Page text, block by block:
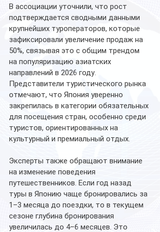
В ассоциации уточнили, что рост
подтверждается сводными данными
крупнейших туроператоров, которые
зафиксировали увеличение продаж на
50%, связывая это с общим трендом
на популяризацию азиатских
направлений в 2026 году.
Представители туристического рынка
отмечают, что Япония уверенно
закрепилась в категории обязательных
для посещения стран, особенно среди
туристов, ориентированных на
культурный и премиальный отдых.
Эксперты также обращают внимание
на изменение поведения
путешественников. Если год назад
туры в Японию чаще бронировались за
1–3 месяца до поездки, то в текущем
сезоне глубина бронирования
увеличилась до 4–6 месяцев. Это